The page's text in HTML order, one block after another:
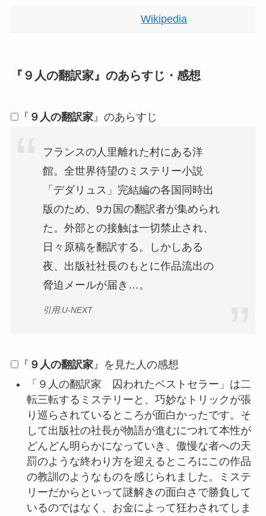
Wikipedia
『 ９人の翻訳家』のあらすじ・感想
『 ９人の翻訳家』のあらすじ
フランスの人里離れた村にある洋
館。全世界待望のミステリー小説
「デダリュス」完結編の各国同時出
版のため、9カ国の翻訳者が集められ
た。外部との接触は一切禁止され、
日々原稿を翻訳する。しかしある
夜、出版社社長のもとに作品流出の
脅迫メールが届き…。
引用:U-NEXT
『 ９人の翻訳家』を見た人の感想
「９人の翻訳家 囚われたベストセラー」は二
転三転するミステリーと、巧妙なトリックが張
り巡らされているところが面白かったです。そ
して出版社の社長が物語が進むにつれて本性が
どんどん明らかになっていき、傲慢な者への天
罰のような終わり方を迎えるところにこの作品
の教訓のようなものを感じられました。ミステ
リーだからといって謎解きの面白さで勝負して
いるのではなく、お金によって狂わされてしま